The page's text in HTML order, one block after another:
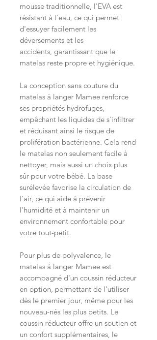
mousse traditionnelle, l'EVA est
résistant à l'eau, ce qui permet
d'essuyer facilement les
déversements et les
accidents, garantissant que le
matelas reste propre et hygiénique.
La conception sans couture du
matelas à langer Mamee renforce
ses propriétés hydrofuges,
empêchant les liquides de s'infiltrer
et réduisant ainsi le risque de
prolifération bactérienne. Cela rend
le matelas non seulement facile à
nettoyer, mais aussi un choix plus
sûr pour votre bébé. La base
surélevée favorise la circulation de
l'air, ce qui aide à prévenir
l'humidité et à maintenir un
environnement confortable pour
votre tout-petit.
Pour plus de polyvalence, le
matelas à langer Mamee est
accompagné d'un coussin réducteur
en option, permettant de l'utiliser
dès le premier jour, même pour les
nouveau-nés les plus petits. Le
coussin réducteur offre un soutien et
un confort supplémentaires, le